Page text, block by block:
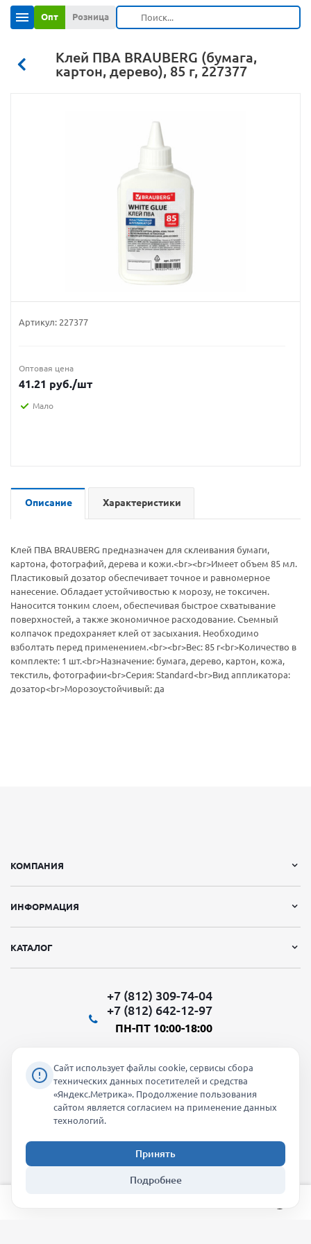
Опт Розница
Клей ПВА BRAUBERG (бумага,
картон, дерево), 85 г, 227377
Артикул: 227377
Оптовая цена
41.21 руб./шт
Мало
Описание Характеристики
Клей ПВА BRAUBERG предназначен для склеивания бумаги,
картона, фотографий, дерева и кожи.<br><br>Имеет объем 85 мл.
Пластиковый дозатор обеспечивает точное и равномерное
нанесение. Обладает устойчивостью к морозу, не токсичен.
Наносится тонким слоем, обеспечивая быстрое схватывание
поверхностей, а также экономичное расходование. Съемный
колпачок предохраняет клей от засыхания. Необходимо
взболтать перед применением.<br><br>Вес: 85 г<br>Количество в
комплекте: 1 шт.<br>Назначение: бумага, дерево, картон, кожа,
текстиль, фотографии<br>Серия: Standard<br>Вид аппликатора:
дозатор<br>Морозоустойчивый: да
КОМПАНИЯ
ИНФОРМАЦИЯ
КАТАЛОГ
+7 (812) 309-74-04
+7 (812) 642-12-97
ПН-ПТ 10:00-18:00
Мы в социальных сетях:
2026 © "Молти" - оптовый магазин
info@molti-shop.ru
Сайт использует файлы cookie, сервисы сбора
технических данных посетителей и средства
«Яндекс.Метрика». Продолжение пользования
сайтом является согласием на применение данных
технологий.
Принять
Подробнее